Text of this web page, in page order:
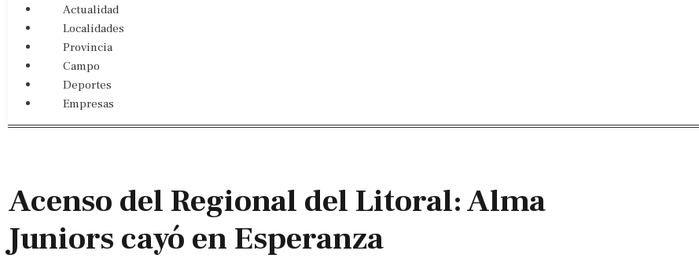
Actualidad
Localidades
Provincia
Campo
Deportes
Empresas
Acenso del Regional del Litoral: Alma
Juniors cayó en Esperanza